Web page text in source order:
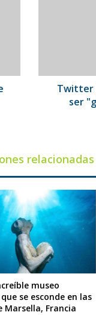
y
basarseTwitter
ser
relacionadas
museo
se esconde en las
Marsella, Francia